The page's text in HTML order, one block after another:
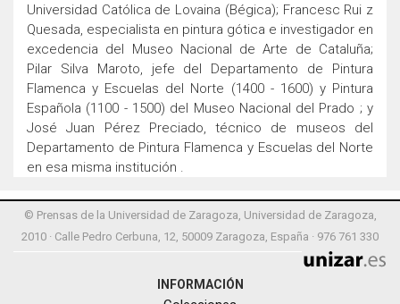
Universidad Católica de Lovaina (Bégica); Francesc Rui z
Quesada, especialista en pintura gótica e investigador en
excedencia del Museo Nacional de Arte de Cataluña;
Pilar Silva Maroto, jefe del Departamento de Pintura
Flamenca y Escuelas del Norte (1400 - 1600) y Pintura
Española (1100 - 1500) del Museo Nacional del Prado ; y
José Juan Pérez Preciado, técnico de museos del
Departamento de Pintura Flamenca y Escuelas del Norte
en esa misma institución .
© Prensas de la Universidad de Zaragoza, Universidad de Zaragoza,
2010 · Calle Pedro Cerbuna, 12, 50009 Zaragoza, España · 976 761 330
INFORMACIÓN